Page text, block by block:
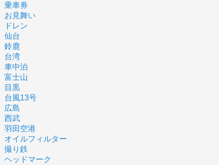
乗車券
お見舞い
ドレン
仙台
鈴鹿
台湾
車中泊
富士山
目黒
台風13号
広島
西武
羽田空港
オイルフィルター
撮り鉄
ヘッドマーク